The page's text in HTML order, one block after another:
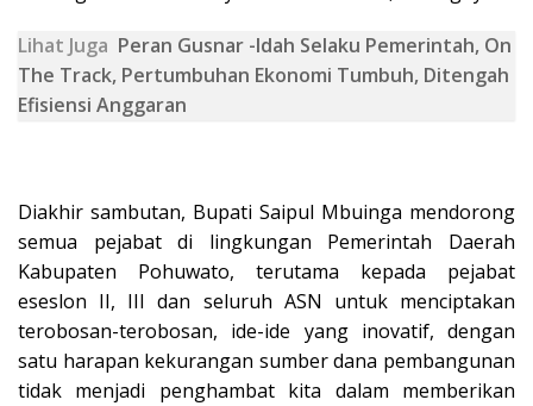
Lihat Juga Peran Gusnar -Idah Selaku Pemerintah, On
The Track, Pertumbuhan Ekonomi Tumbuh, Ditengah
Efisiensi Anggaran
Diakhir sambutan, Bupati Saipul Mbuinga mendorong
semua pejabat di lingkungan Pemerintah Daerah
Kabupaten Pohuwato, terutama kepada pejabat
eseslon II, III dan seluruh ASN untuk menciptakan
terobosan-terobosan, ide-ide yang inovatif, dengan
satu harapan kekurangan sumber dana pembangunan
tidak menjadi penghambat kita dalam memberikan